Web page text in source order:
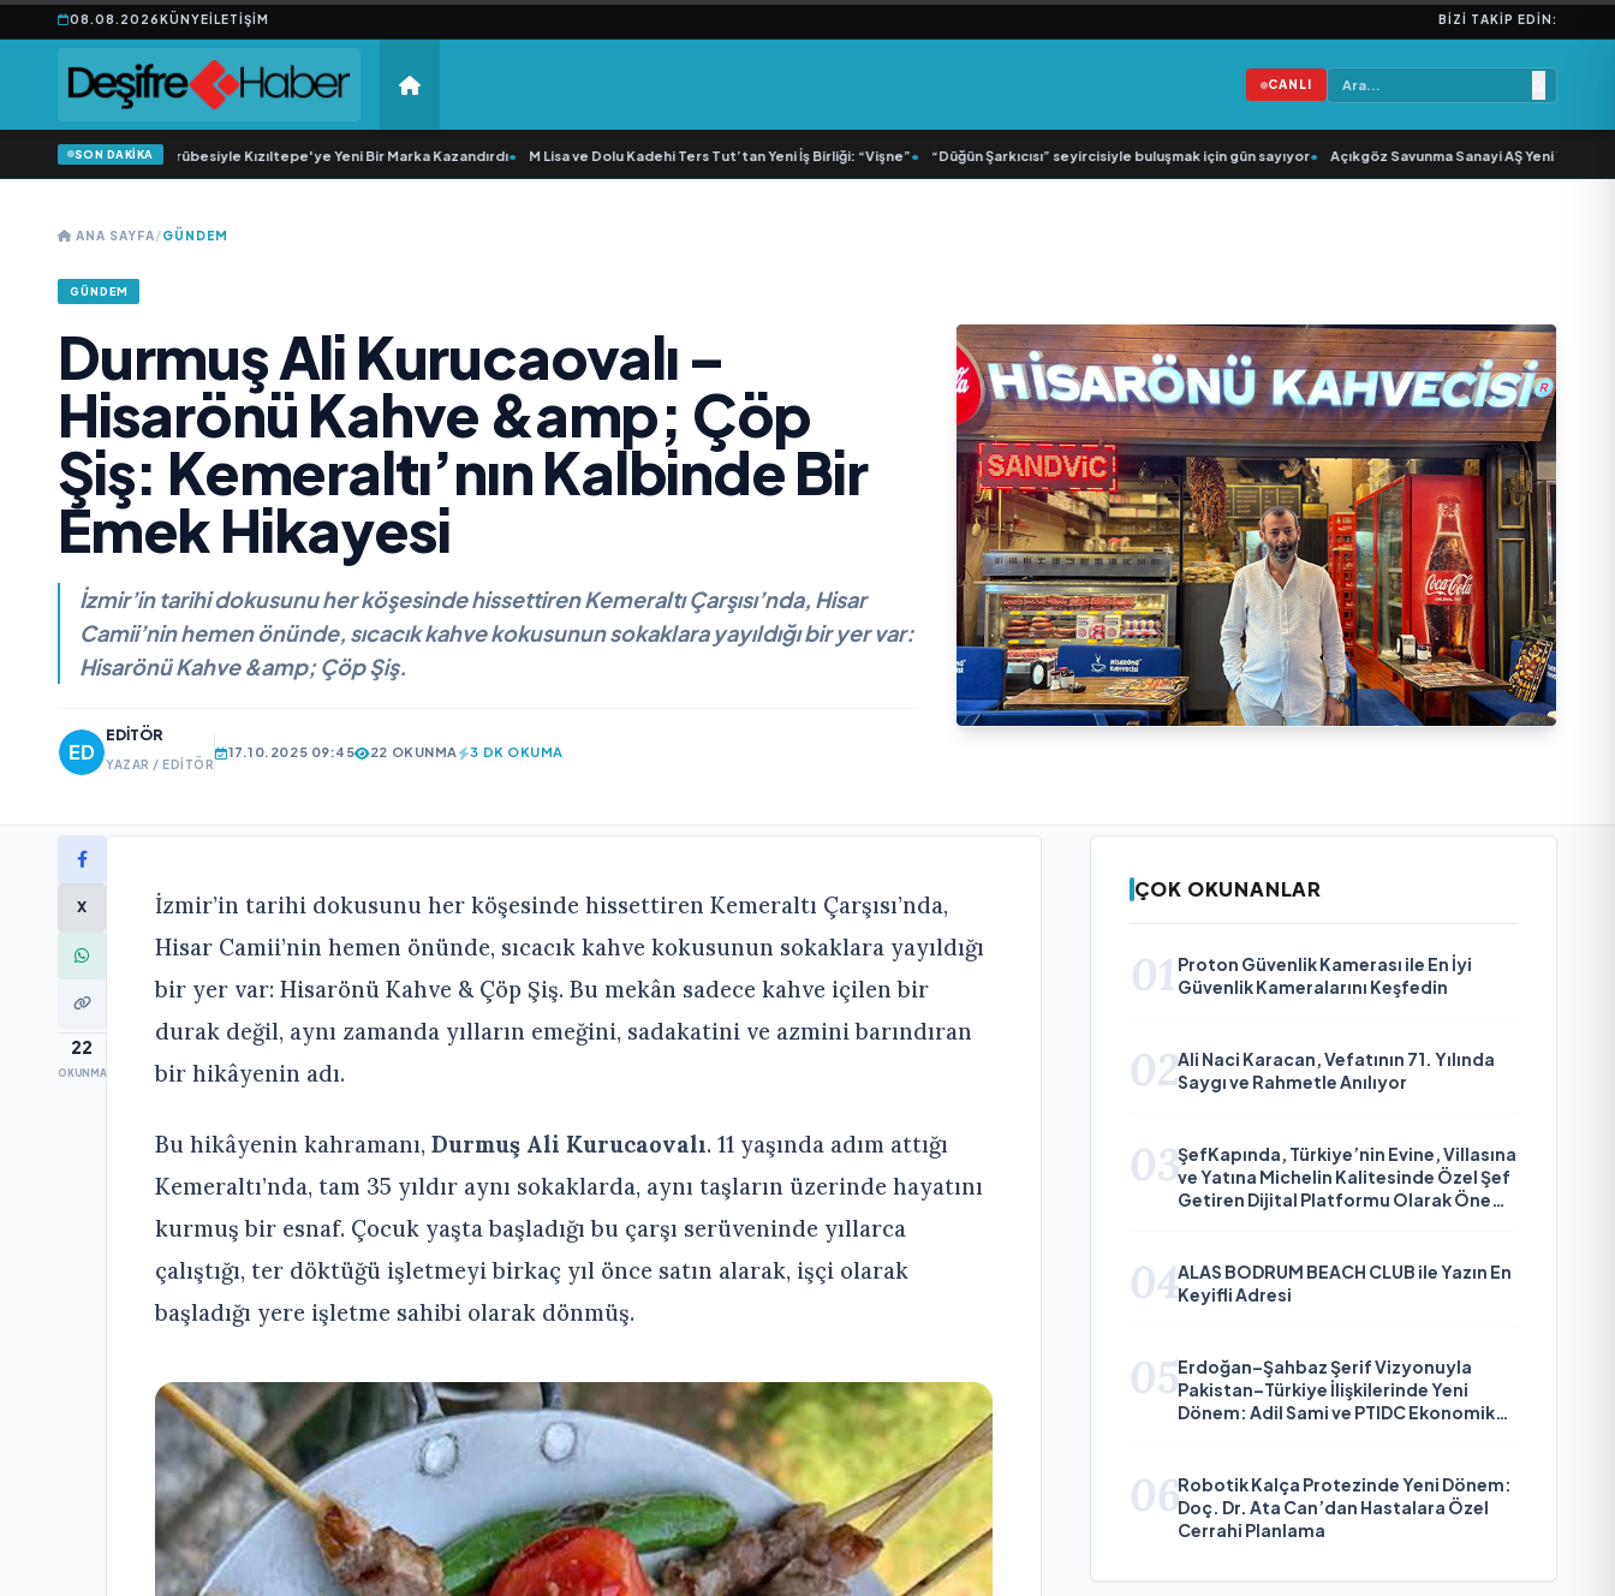
08.08.2026KÜNYEİLETIŞIM BIZI TAKIP EDIN:
CANLI
SON DAKİKA
Esnaflık Tecrübesiyle Kızıltepe'ye Yeni Bir Marka Kazandırdı• M Lisa ve Dolu Kadehi Ters Tut’tan Yeni İş Birliği: “Vişne”• “Düğün Şarkıcısı” seyircisiyle buluşmak için gün sayıyor• Açıkgöz Savunma Sanayi AŞ Yeni Yönetim
ANA SAYFA/GÜNDEM
GÜNDEM
Durmuş Ali Kurucaovalı –
Hisarönü Kahve &amp; Çöp
Şiş: Kemeraltı’nın Kalbinde Bir
Emek Hikayesi
İzmir’in tarihi dokusunu her köşesinde hissettiren Kemeraltı Çarşısı’nda, Hisar
Camii’nin hemen önünde, sıcacık kahve kokusunun sokaklara yayıldığı bir yer var:
Hisarönü Kahve &amp; Çöp Şiş.
EDITÖR
YAZAR / EDITÖR
17.10.2025 09:45 22 OKUNMA 3 DK OKUMA
X
22
OKUNMA
İzmir’in tarihi dokusunu her köşesinde hissettiren Kemeraltı Çarşısı’nda,
Hisar Camii’nin hemen önünde, sıcacık kahve kokusunun sokaklara yayıldığı
bir yer var: Hisarönü Kahve & Çöp Şiş. Bu mekân sadece kahve içilen bir
durak değil, aynı zamanda yılların emeğini, sadakatini ve azmini barındıran
bir hikâyenin adı.
Bu hikâyenin kahramanı, Durmuş Ali Kurucaovalı. 11 yaşında adım attığı
Kemeraltı’nda, tam 35 yıldır aynı sokaklarda, aynı taşların üzerinde hayatını
kurmuş bir esnaf. Çocuk yaşta başladığı bu çarşı serüveninde yıllarca
çalıştığı, ter döktüğü işletmeyi birkaç yıl önce satın alarak, işçi olarak
başladığı yere işletme sahibi olarak dönmüş.
ÇOK OKUNANLAR
01 Proton Güvenlik Kamerası ile En İyi
Güvenlik Kameralarını Keşfedin
02Ali Naci Karacan, Vefatının 71. Yılında
Saygı ve Rahmetle Anılıyor
03ŞefKapında, Türkiye’nin Evine, Villasına
ve Yatına Michelin Kalitesinde Özel Şef
Getiren Dijital Platformu Olarak Öne
04ALAS BODRUM BEACH CLUB ile Yazın En
Keyifli Adresi
05Erdoğan–Şahbaz Şerif Vizyonuyla
Pakistan–Türkiye İlişkilerinde Yeni
Dönem: Adil Sami ve PTIDC Ekonomik
06Robotik Kalça Protezinde Yeni Dönem:
Doç. Dr. Ata Can’dan Hastalara Özel
Cerrahi Planlama